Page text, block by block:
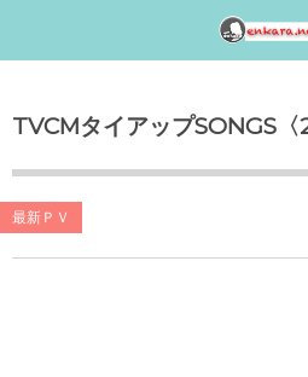
TVCMタイアップSONGS〈
最新ＰＶ
女性アイドル歌手（1990年代デビュー）
シングルTOP100
女性アイドル歌手（1980年代デビュー）
女性アイドル歌手（1970年代デビュー）
演歌・歌謡曲〈男性〉人気歌手一覧
女性アイドルグループ【動画】